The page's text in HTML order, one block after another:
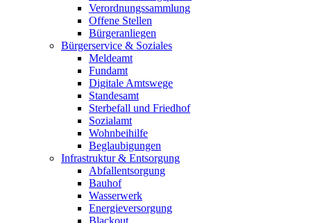
Verordnungssammlung
Offene Stellen
Bürgeranliegen
Bürgerservice & Soziales
Meldeamt
Fundamt
Digitale Amtswege
Standesamt
Sterbefall und Friedhof
Sozialamt
Wohnbeihilfe
Beglaubigungen
Infrastruktur & Entsorgung
Abfallentsorgung
Bauhof
Wasserwerk
Energieversorgung
Blackout